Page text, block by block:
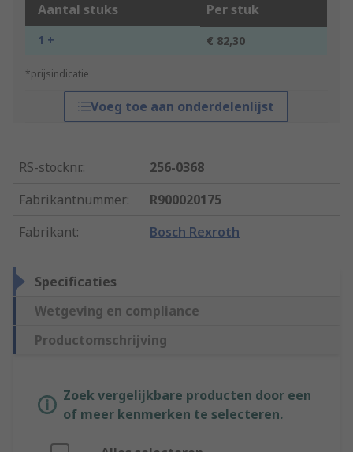
Aantal stuks Per stuk
1 + € 82,30
*prijsindicatie
Voeg toe aan onderdelenlijst
RS-stocknr.:
256-0368
Fabrikantnummer:
R900020175
Fabrikant: Bosch Rexroth
Specificaties
Wetgeving en compliance
Productomschrijving
Zoek vergelijkbare producten door een
of meer kenmerken te selecteren.